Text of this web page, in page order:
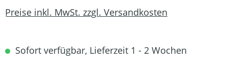
Preise inkl. MwSt. zzgl. Versandkosten
Sofort verfügbar, Lieferzeit 1 - 2 Wochen